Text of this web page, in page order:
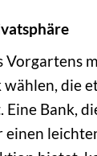
Vorgartens
die
Bank,